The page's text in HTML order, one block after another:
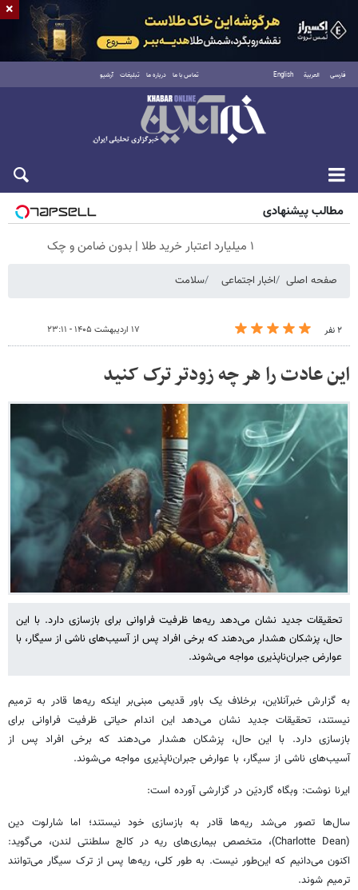
فارسی العربية English تماس با ما درباره ما تبلیغات آرشیو
جمعه ۱۶ مرداد ۱۴۰۵
مطالب پیشنهادی
۱ میلیارد اعتبار خرید طلا | بدون ضامن و چک
صفحه اصلی اخبار اجتماعی سلامت
۲ نفر ۱۷ اردیبهشت ۱۴۰۵ - ۲۳:۱۱
این عادت را هر چه زودتر ترک کنید
تحقیقات جدید نشان می‌دهد ریه‌ها ظرفیت فراوانی برای بازسازی دارد. با این
حال، پزشکان هشدار می‌دهند که برخی افراد پس از آسیب‌های ناشی از سیگار، با
عوارض جبران‌ناپذیری مواجه می‌شوند.
به گزارش خبرآنلاین، برخلاف یک باور قدیمی مبنی‌بر اینکه ریه‌ها قادر به ترمیم
نیستند، تحقیقات جدید نشان می‌دهد این اندام حیاتی ظرفیت فراوانی برای
بازسازی دارد. با این حال، پزشکان هشدار می‌دهند که برخی افراد پس از
آسیب‌های ناشی از سیگار، با عوارض جبران‌ناپذیری مواجه می‌شوند.
ایرنا نوشت: وبگاه گاردیَن در گزارشی آورده است:
سال‌ها تصور می‌شد ریه‌ها قادر به بازسازی خود نیستند؛ اما شارلوت دین
(Charlotte Dean)، متخصص بیماری‌های ریه در کالج سلطنتی لندن، می‌گوید:
اکنون می‌دانیم که این‌طور نیست. به طور کلی، ریه‌ها پس از ترک سیگار می‌توانند
ترمیم شوند.
×